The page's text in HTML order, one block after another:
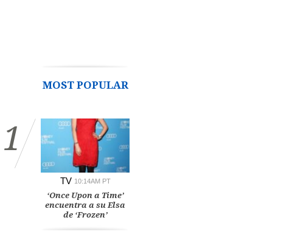
MOST POPULAR
1
TV 10:14AM PT
‘Once Upon a Time’
encuentra a su Elsa
de ‘Frozen’